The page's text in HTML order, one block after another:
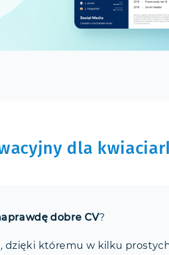
dla
dobre CV?
, dzięki któremu w kilku